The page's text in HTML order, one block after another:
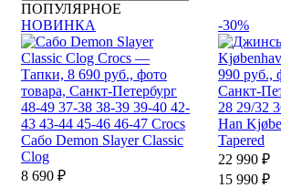
ПОПУЛЯРНОЕ
НОВИНКА
48-49 37-38 38-39 39-40 42-
43 43-44 45-46 46-47 Crocs
Сабо Demon Slayer Classic
Clog
8 690 ₽
-30%
28 29/32
Han
Tapered
22 990 ₽
15 990 ₽